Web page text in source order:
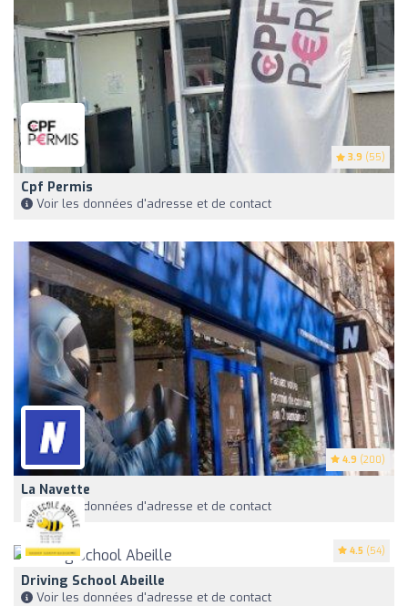
3.9 (55)
Cpf Permis
Voir les données d'adresse et de contact
4.9 (200)
La Navette
Voir les données d'adresse et de contact
4.5 (54)
Driving School Abeille
Voir les données d'adresse et de contact